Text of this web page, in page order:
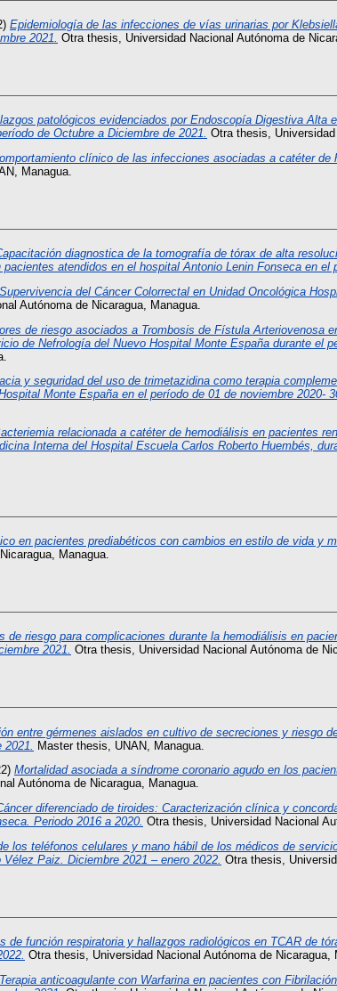
Epidemiología de las infecciones de vías urinarias por
2021. Otra thesis, Universidad Nacional Autónoma de
patológicos evidenciados por Endoscopía Digestiva Alta
de Octubre a Diciembre de 2021. Otra thesis,
clínico de las infecciones asociadas a catéter
Managua.
diagnostica de la tomografía de tórax de alta
atendidos en el hospital Antonio Lenin Fonseca en el
Supervivencia del Cáncer Colorrectal en Unidad Oncológica
Autónoma de Nicaragua, Managua.
de riesgo asociados a Trombosis de Fístula Arteriovenosa
de Nefrología del Nuevo Hospital Monte España durante el
y seguridad del uso de trimetazidina como terapia
Monte España en el período de 01 de noviembre 2020-
relacionada a catéter de hemodiálisis en pacientes
Interna del Hospital Escuela Carlos Roberto Huembés,
en pacientes prediabéticos con cambios en estilo de vida y
Managua.
de riesgo para complicaciones durante la hemodiálisis en
2021. Otra thesis, Universidad Nacional Autónoma de
entre gérmenes aislados en cultivo de secreciones y riesgo
Master thesis, UNAN, Managua.
Mortalidad asociada a síndrome coronario agudo en los
Autónoma de Nicaragua, Managua.
diferenciado de tiroides: Caracterización clínica y
Periodo 2016 a 2020. Otra thesis, Universidad Nacional
los teléfonos celulares y mano hábil de los médicos de
Paiz. Diciembre 2021 – enero 2022. Otra thesis,
de función respiratoria y hallazgos radiológicos en TCAR de
Otra thesis, Universidad Nacional Autónoma de Nicaragua,
Terapia anticoagulante con Warfarina en pacientes con